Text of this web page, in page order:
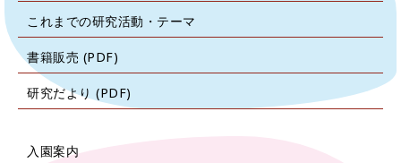
これまでの研究活動・テーマ
書籍販売 (PDF)
研究だより (PDF)
入園案内